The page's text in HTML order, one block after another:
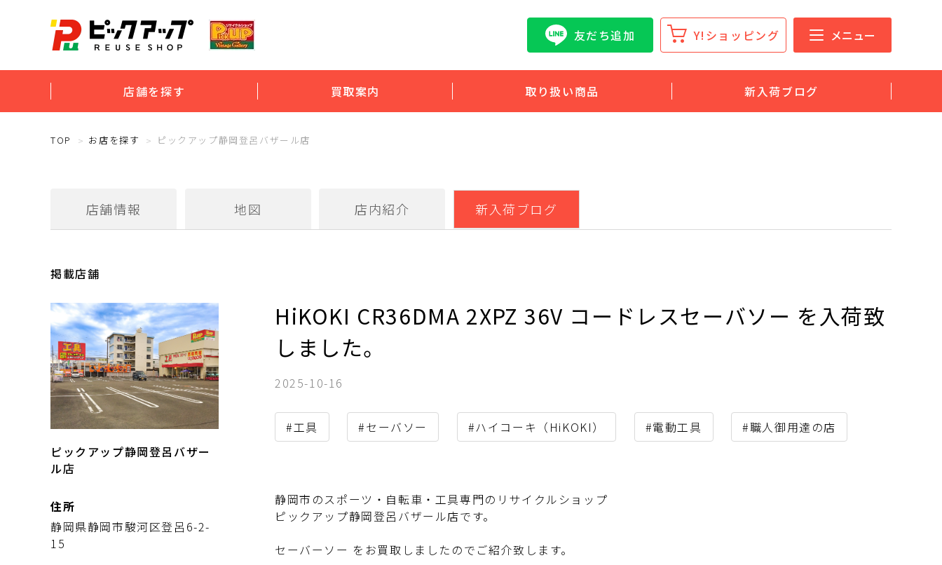
友だち追加 Y!ショッピング メニュー
店舗を探す 買取案内 取り扱い商品 新入荷ブログ
TOP お店を探す ピックアップ静岡登呂バザール店
店舗情報 地図 店内紹介 新入荷ブログ
掲載店舗
ピックアップ静岡登呂バザー
ル店
住所
静岡県静岡市駿河区登呂6-2-
15
HiKOKI CR36DMA 2XPZ 36V コードレスセーバソー を入荷致
しました。
2025-10-16
#工具 #セーバソー #ハイコーキ（HiKOKI） #電動工具 #職人御用達の店
静岡市のスポーツ・自転車・工具専門のリサイクルショップ
ピックアップ静岡登呂バザール店です。
セーバーソー をお買取しましたのでご紹介致します。